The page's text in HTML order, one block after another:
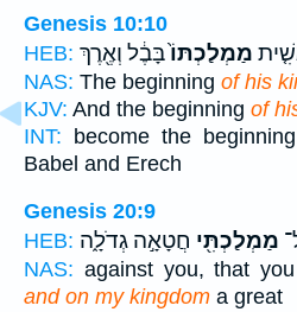
Genesis 10:10
HEB:
מַמְלַכְתּוֹ֙בָּבֶ֔ל וְאֶ֖רֶךְ
NAS: The beginning of his
KJV: And the beginning of
INT: become the beginning
Babel and Erech
Genesis 20:9
HEB:
מַמְלַכְתִּ֖י חֲטָאָ֣ה גְדֹלָ֑ה
NAS: against you, that
and on my kingdom a great